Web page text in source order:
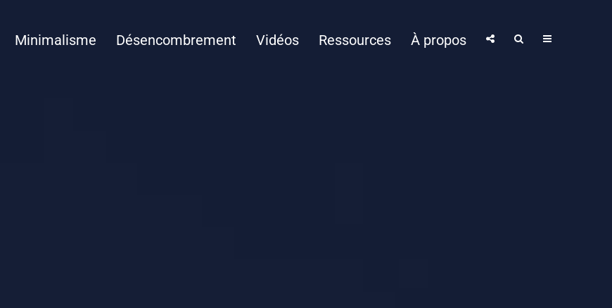
Minimalisme Désencombrement Vidéos Ressources À propos